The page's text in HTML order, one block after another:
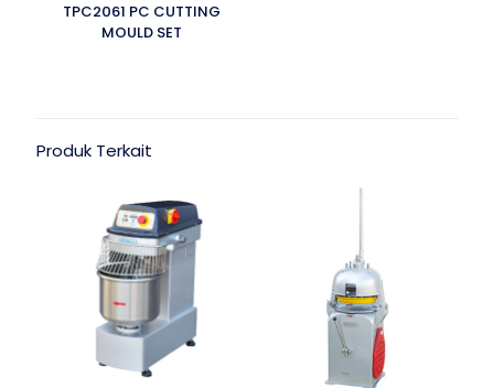
TPC2061 PC CUTTING
MOULD SET
Produk Terkait